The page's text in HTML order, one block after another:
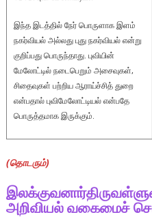
இந்த இடத்தில் நேர் பொருளாக இளம்
நகர்வியல் அல்லது புது நகர்வியல் என்று
குறிப்பது பொருந்தாது. புவியின்
மேலோட்டில் நடைபெறும் அசைவுகள்,
சிதைவுகள் பற்றிய ஆராய்ச்சித் துறை
என்பதால் புவிமேலோட்டியல் என்பதே
பொருத்தமாக இருக்கும்.
(தொடரும்)
அறிவியல் வகைமைச்